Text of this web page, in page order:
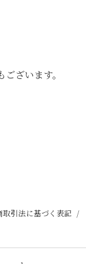
ざいます。
取引法に基づく表記